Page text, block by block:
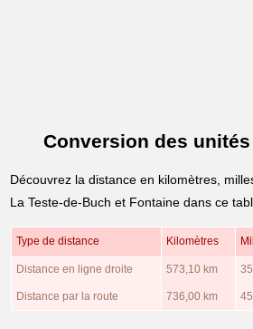
Conversion des
Découvrez la distance en kilomètres,
La Teste-de-Buch et Fontaine dans ce
Type de distance Kilomètres
Distance en ligne droite 573,10 km
Distance par la route 736,00 km